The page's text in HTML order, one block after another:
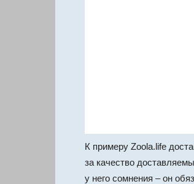
К примеру Zoola.life
за качество
у него сомнения – он